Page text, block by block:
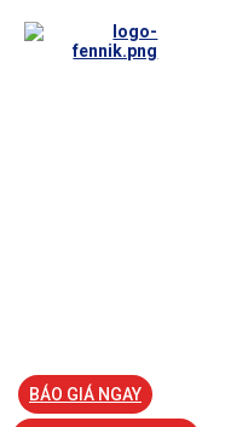
BÁO GIÁ NGAY